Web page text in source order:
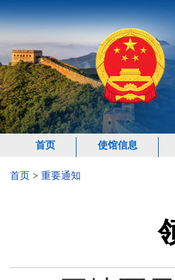
首页 使馆信息
首页 > 重要通知